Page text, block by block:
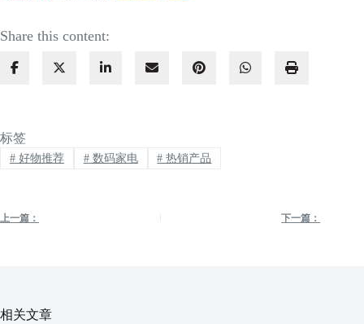
Share this content:
标签
#好物推荐 #数码家电 # 热销产品
上一篇： 下一篇：
相关文章